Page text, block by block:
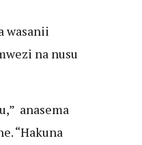
wasanii
na nusu
anasema
“Hakuna